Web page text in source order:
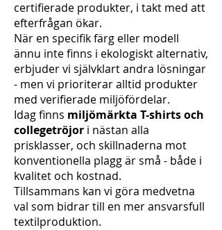
certifierade produkter, i takt med att
efterfrågan ökar.
När en specifik färg eller modell
ännu inte finns i ekologiskt alternativ,
erbjuder vi självklart andra lösningar
- men vi prioriterar alltid produkter
med verifierade miljöfördelar.
Idag finns miljömärkta T-shirts och
collegetröjor i nästan alla
prisklasser, och skillnaderna mot
konventionella plagg är små - både i
kvalitet och kostnad.
Tillsammans kan vi göra medvetna
val som bidrar till en mer ansvarsfull
textilproduktion.